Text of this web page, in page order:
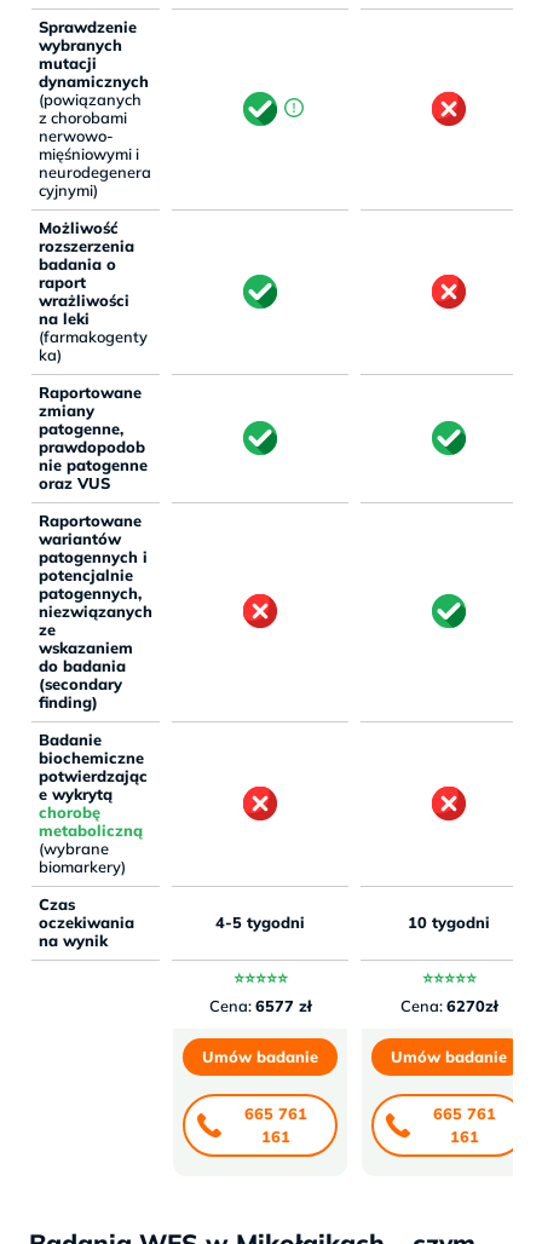
Sprawdzenie
wybranych
mutacji
dynamicznych
(powiązanych
z chorobami
nerwowo-
mięśniowymi i
neurodegenera
cyjnymi)
Możliwość
rozszerzenia
badania o
raport
wrażliwości
na leki
(farmakogenty
ka)
Raportowane
zmiany
patogenne,
prawdopodob
nie patogenne
oraz VUS
Raportowane
wariantów
patogennych i
potencjalnie
patogennych,
niezwiązanych
ze
wskazaniem
do badania
(secondary
finding)
Badanie
biochemiczne
potwierdzając
e wykrytą
chorobę
metaboliczną
(wybrane
biomarkery)
Czas
oczekiwania
na wynik
4-5 tygodni 10 tygodni
⭐⭐⭐⭐⭐
Cena:6577 zł
⭐⭐⭐⭐⭐
Cena:6270zł
Umów badanie
665 761
161
Umów badanie
665 761
161